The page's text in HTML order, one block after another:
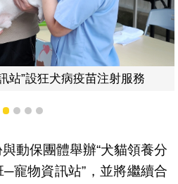
病疫苗注射服務
2 3 4 5
動保團體舉辦“犬貓領養分
─寵物資訊站”，並將繼續合